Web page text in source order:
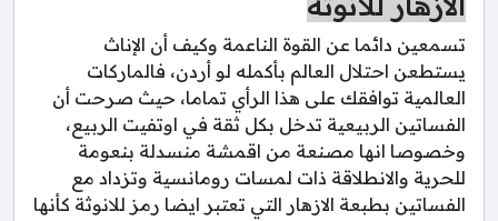
تسمعين دائما عن القوة الناعمة وكيف أن الإناث
يستطعن احتلال العالم بأكمله لو أردن، فالماركات
العالمية توافقك على هذا الرأي تماما، حيث صرحت أن
الفساتين الربيعية تدخل بكل ثقة في اوتفيت الربيع،
وخصوصا انها مصنعة من اقمشة منسدلة بنعومة
للحرية والانطلاقة ذات لمسات رومانسية وتزداد مع
الفساتين بطبعة الازهار التي تعتبر ايضا رمز للانوثة كأنها